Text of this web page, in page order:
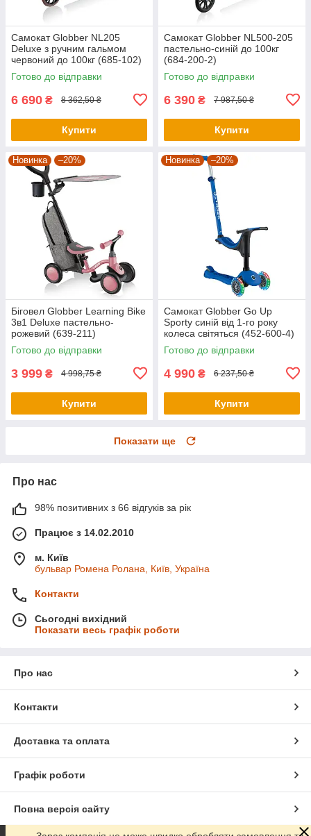
Самокат Globber NL205
Deluxe з ручним гальмом
червоний до 100кг (685-102)
Готово до відправки
6 690 ₴ 8 362,50 ₴
Купити
Самокат Globber NL500-205
пастельно-синій до 100кг
(684-200-2)
Готово до відправки
6 390 ₴ 7 987,50 ₴
Купити
Новинка –20%
Біговел Globber Learning Bike
3в1 Deluxe пастельно-
рожевий (639-211)
Готово до відправки
3 999 ₴ 4 998,75 ₴
Купити
Новинка –20%
Самокат Globber Go Up
Sporty синій від 1-го року
колеса світяться (452-600-4)
Готово до відправки
4 990 ₴ 6 237,50 ₴
Купити
Показати ще
Про нас
98% позитивних з 66 відгуків за рік
Працює з 14.02.2010
м. Київ
бульвар Ромена Ролана, Київ, Україна
Контакти
Сьогодні вихідний
Показати весь графік роботи
Про нас
Контакти
Доставка та оплата
Графік роботи
Повна версія сайту